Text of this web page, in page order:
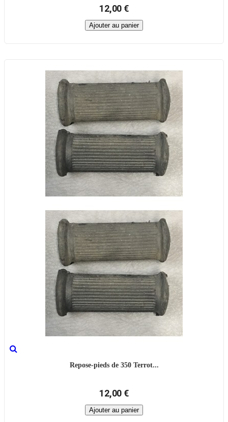
12,00 €
Ajouter au panier
Repose-pieds de 350 Terrot...
12,00 €
Ajouter au panier